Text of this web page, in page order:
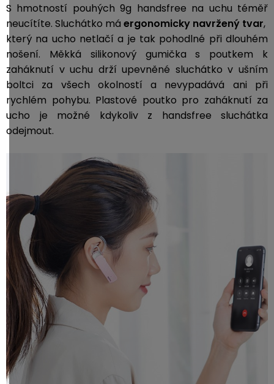
S hmotností pouhých 9g handsfree na uchu téměř
neucítíte. Sluchátko má ergonomicky navržený tvar,
který na ucho netlačí a je tak pohodlné při dlouhém
nošení. Měkká silikonový gumička s poutkem k
zaháknutí v uchu drží upevněné sluchátko v ušním
boltci za všech okolností a nevypadává ani při
rychlém pohybu. Plastové poutko pro zaháknutí za
ucho je možné kdykoliv z handsfree sluchátka
odejmout.